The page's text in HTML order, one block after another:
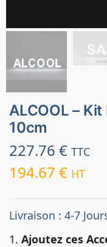
ALCOOL –
10cm
227.76 € TTC
194.67 € HT
Livraison : 4-7
1. Ajoutez ces